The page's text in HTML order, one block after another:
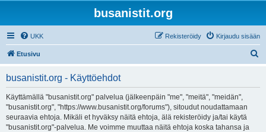
busanistit.org
UKK Kirjaudu sisään
Rekisteröidy
Etusivu
busanistit.org - Käyttöehdot
Käyttämällä "busanistit.org" palvelua (jälkeenpäin "me", "meitä", "meidän",
"busanistit.org", "https://www.busanistit.org/forums"), sitoudut noudattamaan
seuraavia ehtoja. Mikäli et hyväksy näitä ehtoja, älä rekisteröidy ja/tai käytä
"busanistit.org"-palvelua. Me voimme muuttaa näitä ehtoja koska tahansa ja